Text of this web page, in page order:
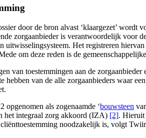
door de bron alvast ‘klaargezet’
zorgaanbieder is verantwoordelijk voor
uitwisselingsysteem. Het registreren
om deze reden is de
van toestemmingen aan de
van de alle zorgaanbieders waar
als zogenaamde ‘bouwsteen
het integraal zorg akkoord (IZA) [2]. Hieruit
noodzakelijk is, volgt